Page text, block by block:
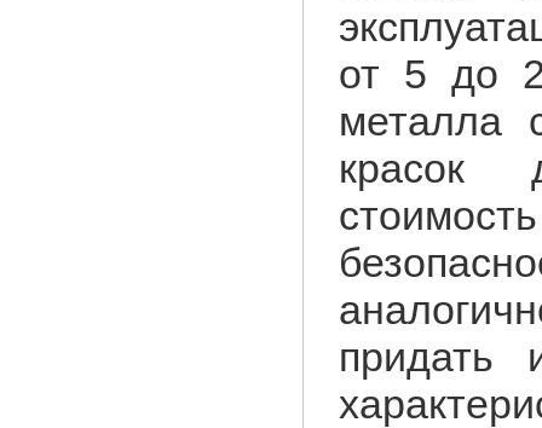
от 5 до
металла
красок
придать